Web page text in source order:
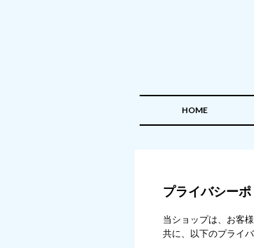
HOME
プライバシー
当ショップは、お客
共に、以下のプライ